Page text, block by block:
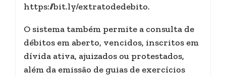
https://bit.ly/extratodedebito.
O sistema também permite a consulta de
débitos em aberto, vencidos, inscritos em
dívida ativa, ajuizados ou protestados,
além da emissão de guias de exercícios